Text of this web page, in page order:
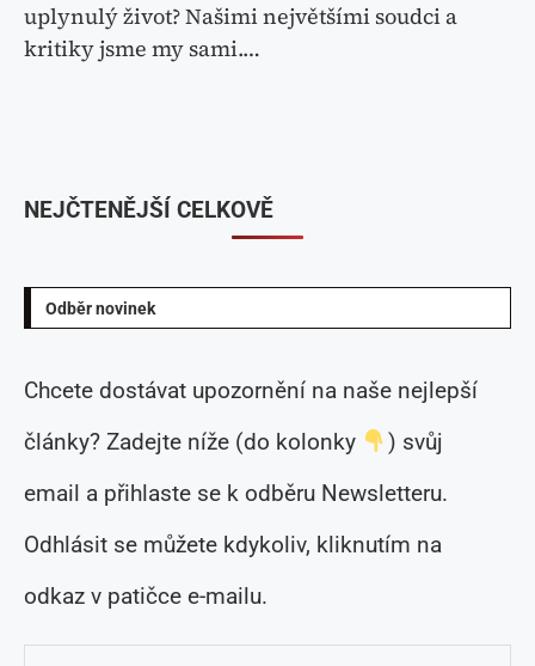
uplynulý život? Našimi největšími soudci a
kritiky jsme my sami.…
Odběr novinek
Chcete dostávat upozornění na naše nejlepší
články? Zadejte níže (do kolonky
) svůj
email a přihlaste se k odběru Newsletteru.
Odhlásit se můžete kdykoliv, kliknutím na
odkaz v patičce e-mailu.
NEJČTENĚJŠÍ CELKOVĚ